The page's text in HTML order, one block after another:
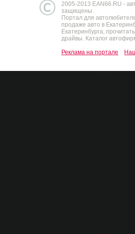
2005-2013 EAN66.RU -
защищены.
Портал для
продаже авто в
Екатеринбурга,
драйвы. Каталог
Реклама на портале